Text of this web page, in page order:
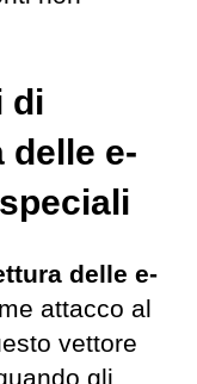
di
delle e-
delle e-
attacco al
vettore
gli